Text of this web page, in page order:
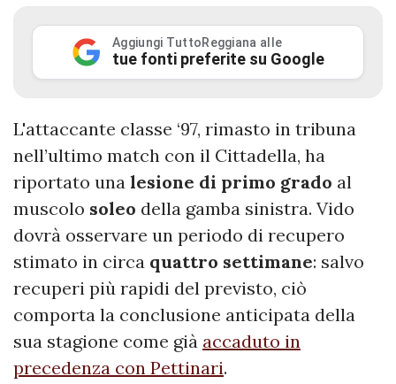
Aggiungi TuttoReggiana alle
tue fonti preferite su Google
L'attaccante classe ‘97, rimasto in tribuna
nell’ultimo match con il Cittadella, ha
riportato una lesione di primo grado al
muscolo soleo della gamba sinistra. Vido
dovrà osservare un periodo di recupero
stimato in circa quattro settimane: salvo
recuperi più rapidi del previsto, ciò
comporta la conclusione anticipata della
sua stagione come già accaduto in
precedenza con Pettinari.